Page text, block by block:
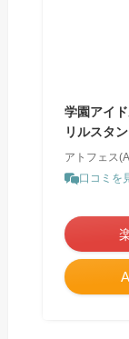
学園アイ
リルスタ
アトフェス
口コミを